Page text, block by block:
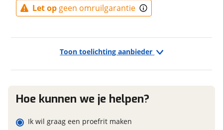
BTW/marge
BTW
Nieuwprijs
€ 1.099,-
Toon toelichting aanbieder
Let op geen omruilgarantie
Hoe kunnen we je helpen?
Ik wil graag een proefrit maken